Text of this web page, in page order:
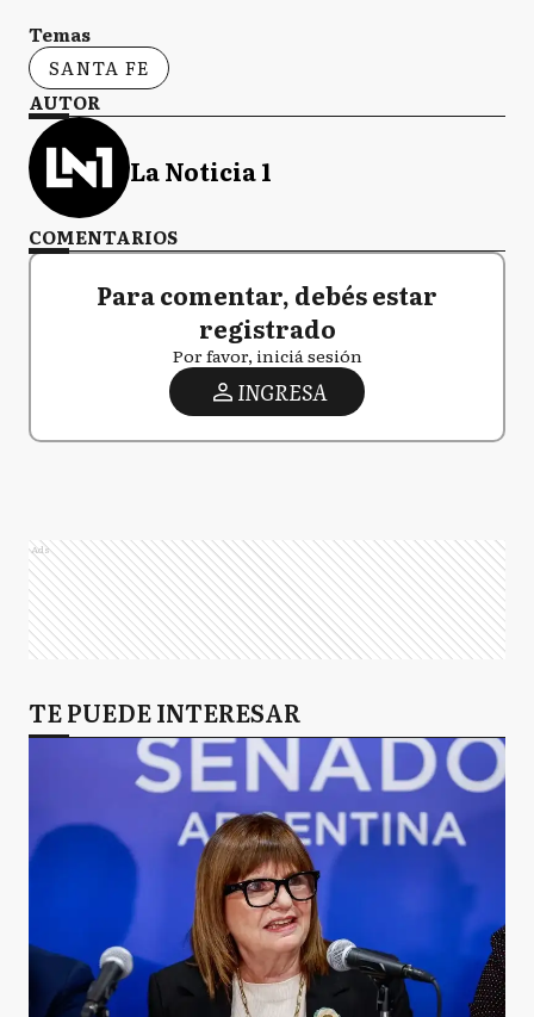
Temas
SANTA FE
AUTOR
La Noticia 1
COMENTARIOS
Para comentar, debés estar
registrado
Por favor, iniciá sesión
INGRESA
Ads
TE PUEDE INTERESAR